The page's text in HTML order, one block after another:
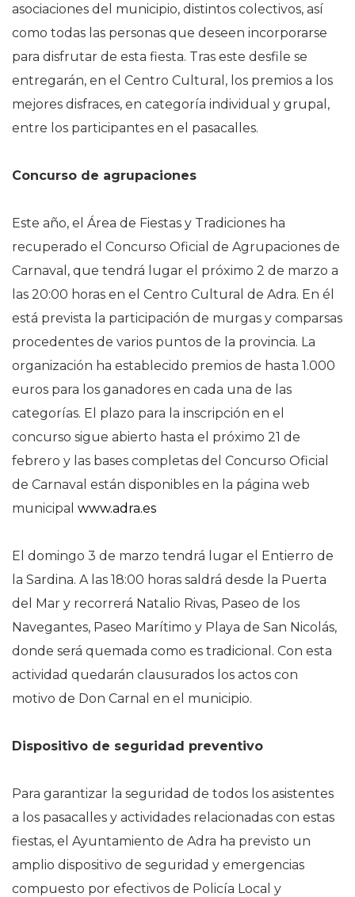
asociaciones del municipio, distintos colectivos, así
como todas las personas que deseen incorporarse
para disfrutar de esta fiesta. Tras este desfile se
entregarán, en el Centro Cultural, los premios a los
mejores disfraces, en categoría individual y grupal,
entre los participantes en el pasacalles.
Concurso de agrupaciones
Este año, el Área de Fiestas y Tradiciones ha
recuperado el Concurso Oficial de Agrupaciones de
Carnaval, que tendrá lugar el próximo 2 de marzo a
las 20:00 horas en el Centro Cultural de Adra. En él
está prevista la participación de murgas y comparsas
procedentes de varios puntos de la provincia. La
organización ha establecido premios de hasta 1.000
euros para los ganadores en cada una de las
categorías. El plazo para la inscripción en el
concurso sigue abierto hasta el próximo 21 de
febrero y las bases completas del Concurso Oficial
de Carnaval están disponibles en la página web
municipal www.adra.es
El domingo 3 de marzo tendrá lugar el Entierro de
la Sardina. A las 18:00 horas saldrá desde la Puerta
del Mar y recorrerá Natalio Rivas, Paseo de los
Navegantes, Paseo Marítimo y Playa de San Nicolás,
donde será quemada como es tradicional. Con esta
actividad quedarán clausurados los actos con
motivo de Don Carnal en el municipio.
Dispositivo de seguridad preventivo
Para garantizar la seguridad de todos los asistentes
a los pasacalles y actividades relacionadas con estas
fiestas, el Ayuntamiento de Adra ha previsto un
amplio dispositivo de seguridad y emergencias
compuesto por efectivos de Policía Local y